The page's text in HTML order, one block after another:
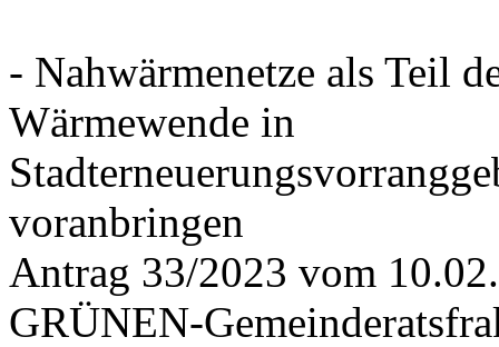
- Nahwärmenetze als Teil
Wärmewende in
voranbringen
Antrag 33/2023 vom
GRÜNEN-